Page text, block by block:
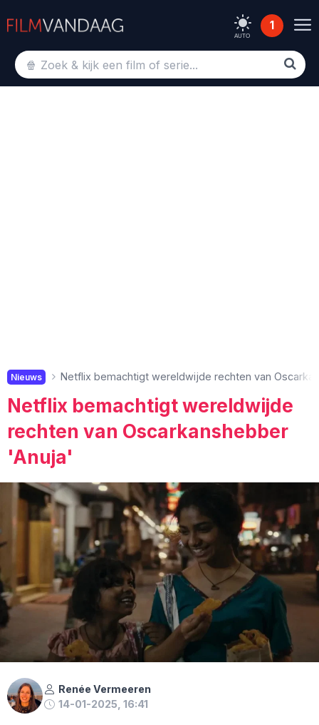
AUTO
1
Nieuws Netflix bemachtigt wereldwijde rechten van
Netflix bemachtigt wereldwijde
rechten van Oscarkanshebber
'Anuja'
Renée Vermeeren
14-01-2025, 16:41